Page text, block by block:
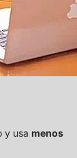
y usa menos